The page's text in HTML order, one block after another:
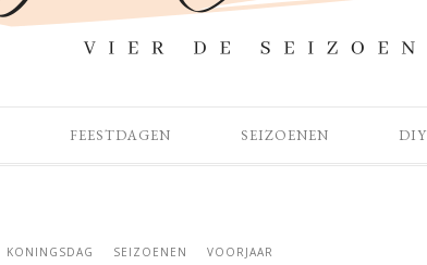
FEESTDAGEN SEIZOENEN DIY
KONINGSDAG SEIZOENEN VOORJAAR